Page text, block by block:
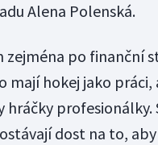
Alena Polenská.
zejména po finanční
mají hokej jako práci,
hráčky
dost na to,